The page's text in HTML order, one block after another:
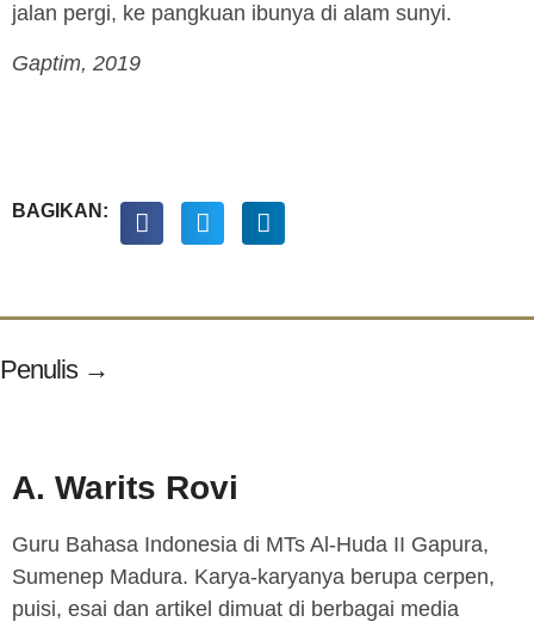
jalan pergi, ke pangkuan ibunya di alam sunyi.
Gaptim, 2019
BAGIKAN:
Penulis →
A. Warits Rovi
Guru Bahasa Indonesia di MTs Al-Huda II Gapura,
Sumenep Madura. Karya-karyanya berupa cerpen,
puisi, esai dan artikel dimuat di berbagai media